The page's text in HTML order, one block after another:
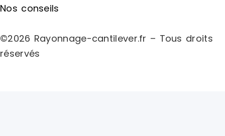
Nos conseils
©2026 Rayonnage-cantilever.fr – Tous droits
réservés